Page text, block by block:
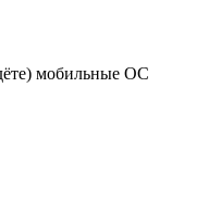
мобильные ОС